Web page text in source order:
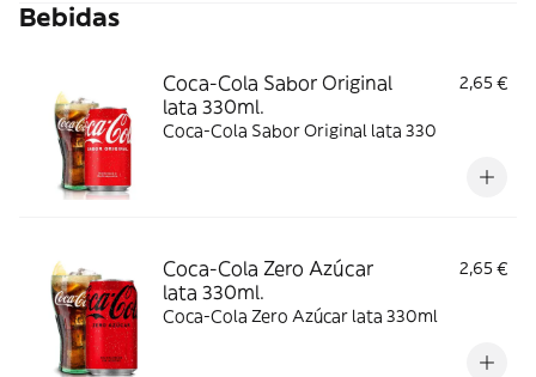
Bebidas
Coca-Cola Sabor Original
lata 330ml.
2,65 €
Coca-Cola Sabor Original lata 330
Coca-Cola Zero Azúcar
lata 330ml.
2,65 €
Coca-Cola Zero Azúcar lata 330ml